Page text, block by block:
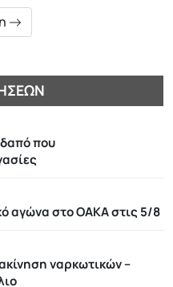
που
αγώνα στο ΟΑΚΑ στις 5/8
ναρκωτικών –